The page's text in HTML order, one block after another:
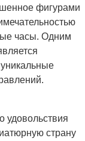
фигурами
часы. Одним
удовольствия
страну